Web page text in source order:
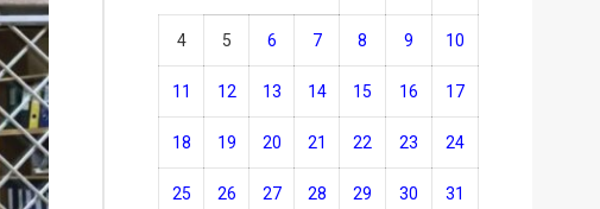
4 5 6 7 8 9 10
11 12 13 14 15 16 17
18 19 20 21 22 23 24
25 26 27 28 29 30 31